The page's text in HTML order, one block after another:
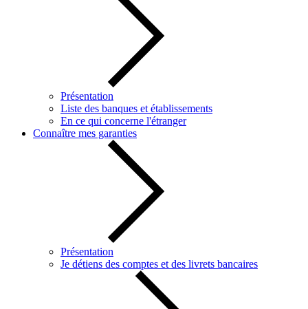
Présentation
Liste des banques et établissements
En ce qui concerne l'étranger
Connaître mes garanties
Présentation
Je détiens des comptes et des livrets bancaires